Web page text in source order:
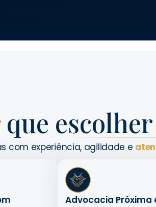
que
com experiência, agilidade e
Advocacia Próxima